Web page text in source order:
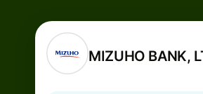
MIZUHO BANK,